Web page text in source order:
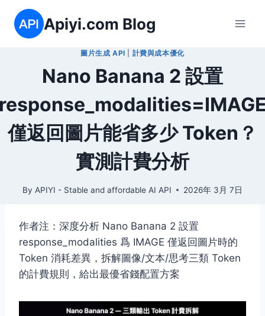
content
Apiyi.com Blog
圖片生成 API 計費與成本優化
Nano Banana 2 設置
僅返回圖片能省多少 Token？
實測計費分析
By APIYI - Stable and affordable AI API 2026年 3月 7日
作者注：深度分析 Nano Banana 2 設置
response_modalities 爲 IMAGE 僅返回圖片時的
Token 消耗差異，拆解圖像/文本/思考三類 Token
的計費規則，給出最優省錢配置方案